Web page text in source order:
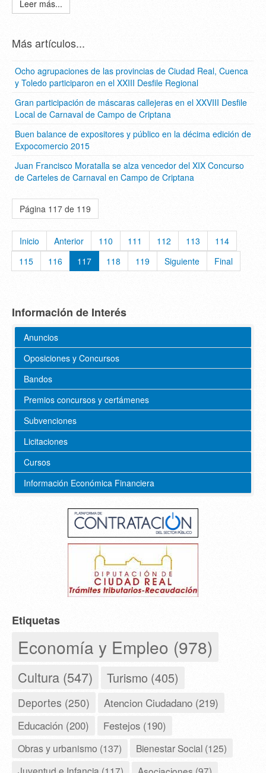
Leer más...
Más artículos...
Ocho agrupaciones de las provincias de Ciudad Real, Cuenca
y Toledo participaron en el XXIII Desfile Regional
Gran participación de máscaras callejeras en el XXVIII Desfile
Local de Carnaval de Campo de Criptana
Buen balance de expositores y público en la décima edición de
Expocomercio 2015
Juan Francisco Moratalla se alza vencedor del XIX Concurso
de Carteles de Carnaval en Campo de Criptana
Página 117 de 119
Inicio Anterior 110 111 112 113
114
115
116 117 118 119 Siguiente Final
Información de Interés
Anuncios
Oposiciones y Concursos
Bandos
Premios concursos y certámenes
Subvenciones
Licitaciones
Cursos
Información Económica Financiera
Etiquetas
Economía y Empleo (978)
Cultura (547) Turismo (405)
Deportes (250) Atencion Ciudadano (219)
Educación (200) Festejos (190)
Obras y urbanismo (137)
Bienestar Social (125)